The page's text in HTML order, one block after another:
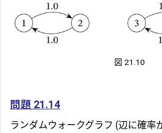
図 21.10
問題 21.14
ランダムウォークグラフ (辺に確率